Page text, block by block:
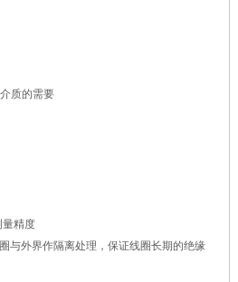
质的需要
量精度
与外界作隔离处理，保证线圈长期的绝缘